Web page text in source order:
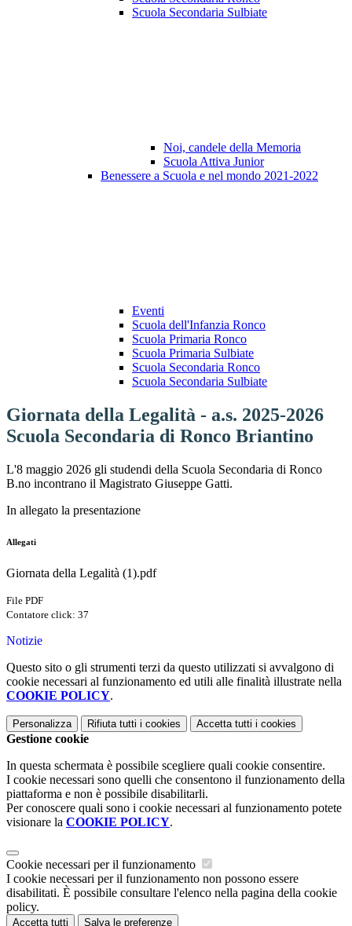
Scuola Secondaria Sulbiate
Noi, candele della Memoria
Scuola Attiva Junior
Benessere a Scuola e nel mondo 2021-2022
Eventi
Scuola dell'Infanzia Ronco
Scuola Primaria Ronco
Scuola Primaria Sulbiate
Scuola Secondaria Ronco
Scuola Secondaria Sulbiate
Giornata della Legalità - a.s. 2025-2026
Scuola Secondaria di Ronco Briantino
L'8 maggio 2026 gli studendi della Scuola Secondaria di Ronco
B.no incontrano il Magistrato Giuseppe Gatti.
In allegato la presentazione
Allegati
Giornata della Legalità (1).pdf
File PDF
Contatore click: 37
Notizie
Questo sito o gli strumenti terzi da questo utilizzati si avvalgono di
cookie necessari al funzionamento ed utili alle finalità illustrate nella
COOKIE POLICY.
Personalizza Rifiuta tutti i cookies Accetta tutti i cookies
Gestione cookie
In questa schermata è possibile scegliere quali cookie consentire.
I cookie necessari sono quelli che consentono il funzionamento della
piattaforma e non è possibile disabilitarli.
Per conoscere quali sono i cookie necessari al funzionamento potete
visionare la COOKIE POLICY.
Cookie necessari per il funzionamento
I cookie necessari per il funzionamento non possono essere
disabilitati. È possibile consultare l'elenco nella pagina della cookie
policy.
Accetta tutti Salva le preferenze